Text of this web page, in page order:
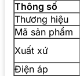
Thông số
Thương hiệu
Mã sản phẩm
Xuất xứ
Điện áp